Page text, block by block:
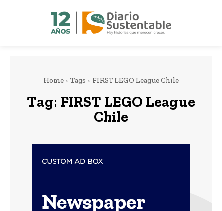
Home Tags FIRST LEGO League Chile
Tag: FIRST LEGO League
Chile